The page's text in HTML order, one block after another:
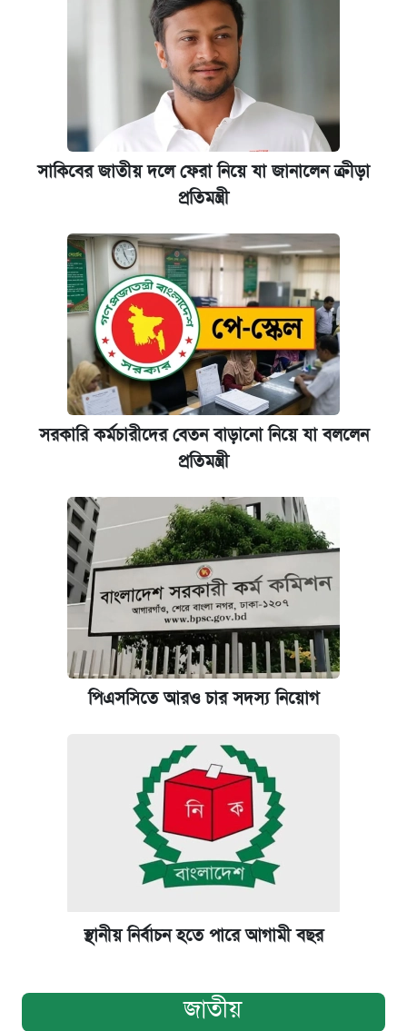
সাকিবের জাতীয় দলে ফেরা নিয়ে যা জানালেন ক্রীড়া
প্রতিমন্ত্রী
সরকারি কর্মচারীদের বেতন বাড়ানো নিয়ে যা বললেন
প্রতিমন্ত্রী
পিএসসিতে আরও চার সদস্য নিয়োগ
স্থানীয় নির্বাচন হতে পারে আগামী বছর
জাতীয়